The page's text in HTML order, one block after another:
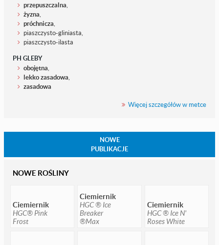
przepuszczalna,
żyzna,
próchnicza,
piaszczysto-gliniasta,
piaszczysto-ilasta
PH GLEBY
obojętna,
lekko zasadowa,
zasadowa
Więcej szczegółów w metce
NOWE
PUBLIKACJE
NOWE ROŚLINY
Ciemiernik
HGC® Pink
Frost
Ciemiernik
HGC ® Ice
Breaker
®Max
Ciemiernik
HGC ® Ice N'
Roses White